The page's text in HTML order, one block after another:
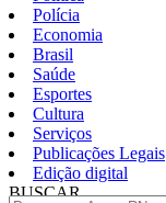
Polícia
Economia
Brasil
Saúde
Esportes
Cultura
Serviços
Publicações Legais
Edição digital
BUSCAR